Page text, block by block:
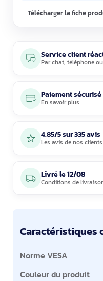
Télécharger la fiche
Service client
Parchat, téléphoneou
Paiement sécurisé
En savoir plus
4.85/5 sur 335 avis
Les avis de nos clients
Livré le12/08
Conditions de
Caractéristiques
Caractéristiques clés
Norme VESA
Couleur du produit